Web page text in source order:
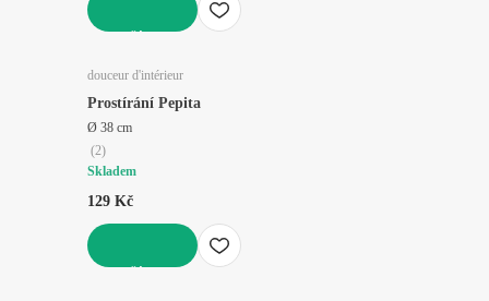
douceur d'intérieur
Prostírání Pepita
Ø 38 cm
(2)
Skladem
129 Kč